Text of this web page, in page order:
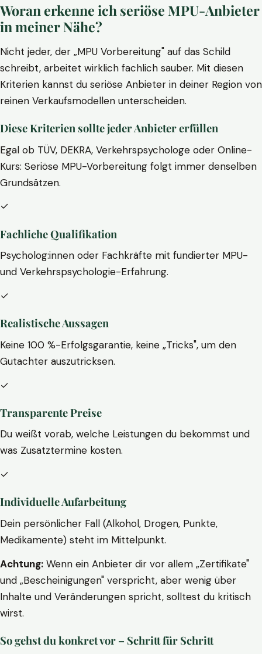
Woran erkenne ich seriöse MPU-Anbieter
in meiner Nähe?
Nicht jeder, der „MPU Vorbereitung" auf das Schild
schreibt, arbeitet wirklich fachlich sauber. Mit diesen
Kriterien kannst du seriöse Anbieter in deiner Region von
reinen Verkaufsmodellen unterscheiden.
Diese Kriterien sollte jeder Anbieter erfüllen
Egal ob TÜV, DEKRA, Verkehrspsychologe oder Online-
Kurs: Seriöse MPU-Vorbereitung folgt immer denselben
Grundsätzen.
✓
Fachliche Qualifikation
Psycholog:innen oder Fachkräfte mit fundierter MPU-
und Verkehrspsychologie-Erfahrung.
✓
Realistische Aussagen
Keine 100 %-Erfolgsgarantie, keine „Tricks", um den
Gutachter auszutricksen.
✓
Transparente Preise
Du weißt vorab, welche Leistungen du bekommst und
was Zusatztermine kosten.
✓
Individuelle Aufarbeitung
Dein persönlicher Fall (Alkohol, Drogen, Punkte,
Medikamente) steht im Mittelpunkt.
Achtung: Wenn ein Anbieter dir vor allem „Zertifikate"
und „Bescheinigungen" verspricht, aber wenig über
Inhalte und Veränderungen spricht, solltest du kritisch
wirst.
So gehst du konkret vor – Schritt für Schritt